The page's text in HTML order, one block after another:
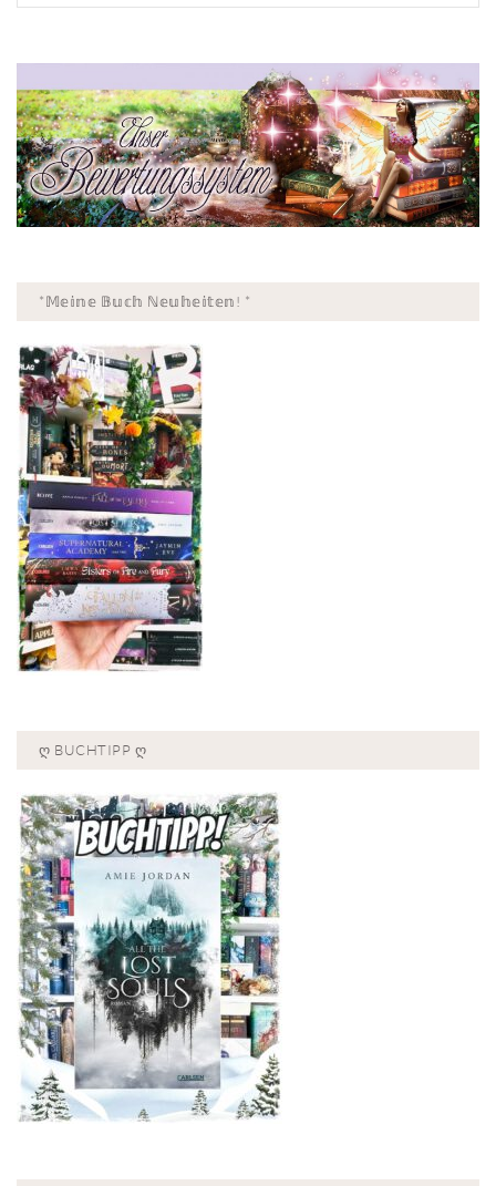
*𝕄𝕖𝕚𝕟𝕖 𝔹𝕦𝕔𝕙 ℕ𝕖𝕦𝕙𝕖𝕚𝕥𝕖𝕟! *
Ღ BUCHTIPP Ღ